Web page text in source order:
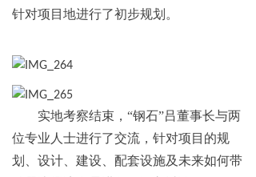
针对项目地进行了初步规划。
实地考察结束，“钢石”吕董事长与两
位专业人士进行了交流，针对项目的规
划、设计、建设、配套设施及未来如何带